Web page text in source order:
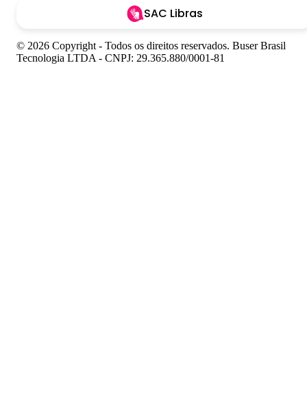
SAC Libras
© 2026 Copyright - Todos os direitos reservados. Buser Brasil
Tecnologia LTDA - CNPJ: 29.365.880/0001-81